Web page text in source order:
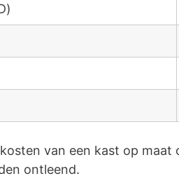
van een kast op maat
ontleend.